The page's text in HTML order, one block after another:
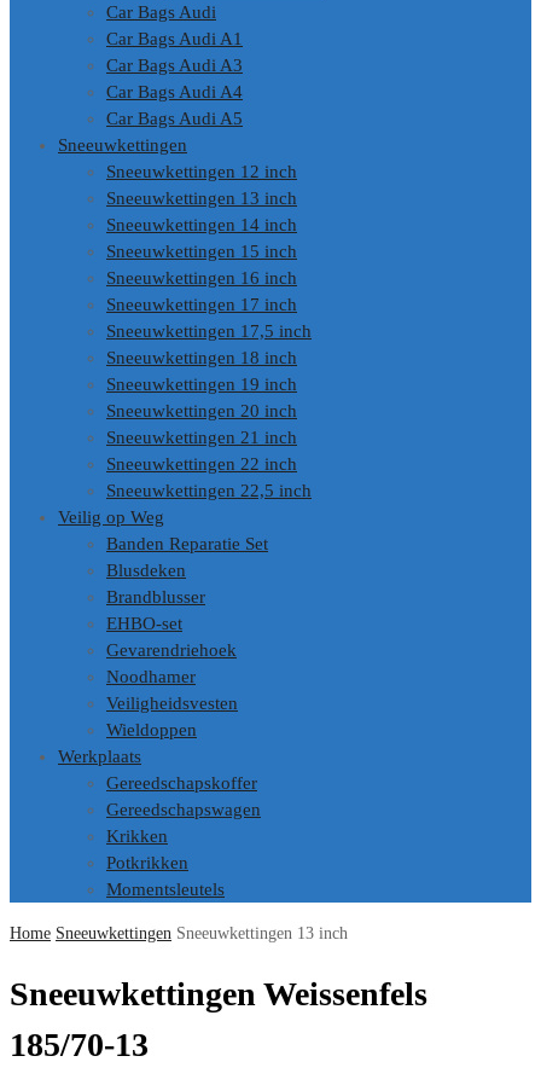
Car Bags Audi
Car Bags Audi A1
Car Bags Audi A3
Car Bags Audi A4
Car Bags Audi A5
Sneeuwkettingen
Sneeuwkettingen 12 inch
Sneeuwkettingen 13 inch
Sneeuwkettingen 14 inch
Sneeuwkettingen 15 inch
Sneeuwkettingen 16 inch
Sneeuwkettingen 17 inch
Sneeuwkettingen 17,5 inch
Sneeuwkettingen 18 inch
Sneeuwkettingen 19 inch
Sneeuwkettingen 20 inch
Sneeuwkettingen 21 inch
Sneeuwkettingen 22 inch
Sneeuwkettingen 22,5 inch
Veilig op Weg
Banden Reparatie Set
Blusdeken
Brandblusser
EHBO-set
Gevarendriehoek
Noodhamer
Veiligheidsvesten
Wieldoppen
Werkplaats
Gereedschapskoffer
Gereedschapswagen
Krikken
Potkrikken
Momentsleutels
Home Sneeuwkettingen Sneeuwkettingen 13 inch
Sneeuwkettingen Weissenfels
185/70-13